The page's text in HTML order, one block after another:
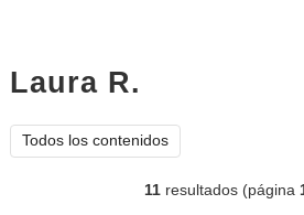
Laura R.
Todos los contenidos
11resultados (página